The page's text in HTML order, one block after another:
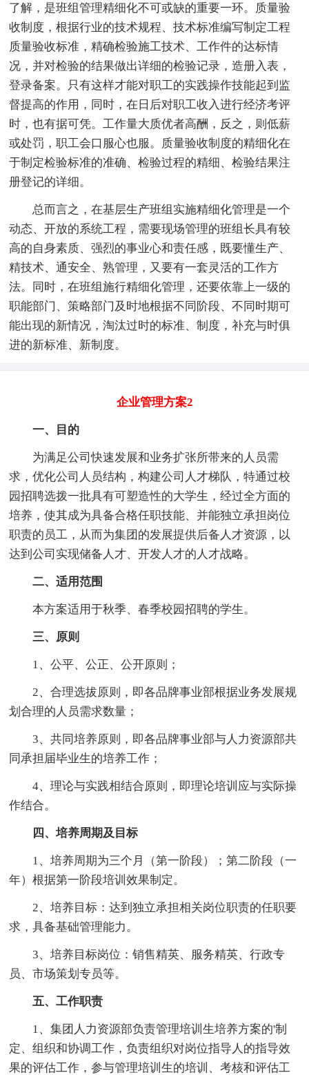
了解，是班组管理精细化不可或缺的重要一环。质量验
收制度，根据行业的技术规程、技术标准编写制定工程
质量验收标准，精确检验施工技术、工作件的达标情
况，并对检验的结果做出详细的检验记录，造册入表，
登录备案。只有这样才能对职工的实践操作技能起到监
督提高的作用，同时，在日后对职工收入进行经济考评
时，也有据可凭。工作量大质优者高酬，反之，则低薪
或处罚，职工会口服心也服。质量验收制度的精细化在
于制定检验标准的准确、检验过程的精细、检验结果注
册登记的详细。
总而言之，在基层生产班组实施精细化管理是一个
动态、开放的系统工程，需要现场管理的班组长具有较
高的自身素质、强烈的事业心和责任感，既要懂生产、
精技术、通安全、熟管理，又要有一套灵活的工作方
法。同时，在班组施行精细化管理，还要依靠上一级的
职能部门、策略部门及时地根据不同阶段、不同时期可
能出现的新情况，淘汰过时的标准、制度，补充与时俱
进的新标准、新制度。
企业管理方案2
一、目的
为满足公司快速发展和业务扩张所带来的人员需
求，优化公司人员结构，构建公司人才梯队，特通过校
园招聘选拨一批具有可塑造性的大学生，经过全方面的
培养，使其成为具备合格任职技能、并能独立承担岗位
职责的员工，从而为集团的发展提供后备人才资源，以
达到公司实现储备人才、开发人才的人才战略。
二、适用范围
本方案适用于秋季、春季校园招聘的学生。
三、原则
1、公平、公正、公开原则；
2、合理选拔原则，即各品牌事业部根据业务发展规
划合理的人员需求数量；
3、共同培养原则，即各品牌事业部与人力资源部共
同承担届毕业生的培养工作；
4、理论与实践相结合原则，即理论培训应与实际操
作结合。
四、培养周期及目标
1、培养周期为三个月（第一阶段）；第二阶段（一
年）根据第一阶段培训效果制定。
2、培养目标：达到独立承担相关岗位职责的任职要
求，具备基础管理能力。
3、培养目标岗位：销售精英、服务精英、行政专
员、市场策划专员等。
五、工作职责
1、集团人力资源部负责管理培训生培养方案的'制
定、组织和协调工作，负责组织对岗位指导人的指导效
果的评估工作，参与管理培训生的培训、考核和评估工